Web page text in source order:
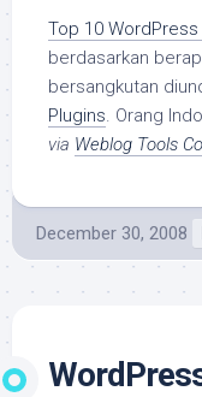
Top 10
berdasarkan
bersangkutan
Plugins. Orang
via Weblog Tools
December 30, 2008